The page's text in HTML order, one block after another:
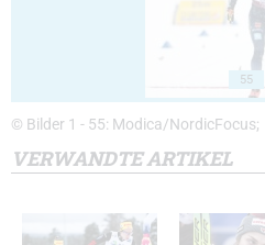
55
© Bilder 1 - 55: Modica/NordicFocus;
VERWANDTE ARTIKEL